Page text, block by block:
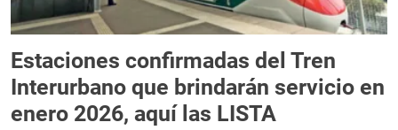
Estaciones confirmadas del Tren
Interurbano que brindarán servicio en
enero 2026, aquí las LISTA